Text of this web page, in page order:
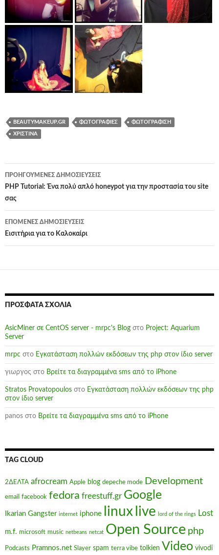
BEAUTYMAKEUP.GR ΦΩΤΟΓΡΑΦΊΕΣ ΦΩΤΟΓΡΆΦΙΣΗ
ΧΡΙΣΤΊΝΑ
Πλοήγηση
άρθρων
ΠΡΟΗΓΟΎΜΕΝΕΣ ΔΗΜΟΣΙΕΎΣΕΙΣ
PHP Tutorial: Ένα πολύ απλό honeypot για την προστασία του site
σας
ΕΠΌΜΕΝΕΣ ΔΗΜΟΣΙΕΎΣΕΙΣ
Εισιτήρια για το Καλοκαίρι
ΠΡΌΣΦΑΤΑ ΣΧΌΛΙΑ
AsicMiner σε CentOS server - mrpc's Blog στο Project: Aquarium
Server
mrpc στο Εγκατάσταση πολλών εκδόσεων της php στον ίδιο server
γιωργος στο Βρείτε τα διαγραμμένα sms από το iPhone
Stratos Provatopoulos στο Εγκατάσταση πολλών εκδόσεων της php
στον ίδιο server
panos στο Βρείτε τα διαγραμμένα sms από το iPhone
TAG CLOUD
2ΔΕΛΤΑ afrocream Apple blog depeche mode Development
email facebook fedora freestuff.gr Google
Ikarian Gangster internet iphone linux live lord of the rings Lost
m.f. microsoft music netbeans netcat Open Source php
Podcasts Pramnos.net Slayer spam terra vibe tolkien Video vivodi